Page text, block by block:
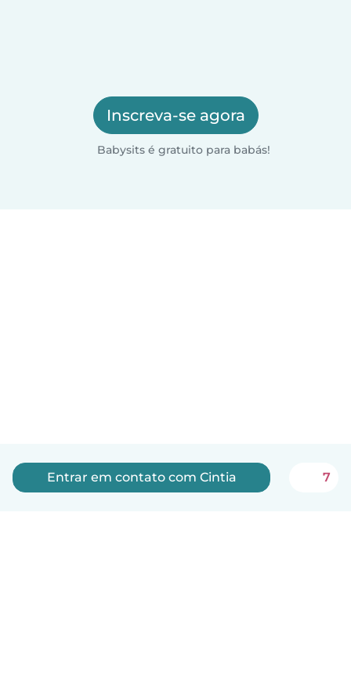
Inscreva-se agora
Babysits é gratuito para babás!
Entrar em contato com Cintia 7